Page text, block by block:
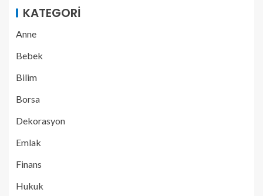
KATEGORI
Anne
Bebek
Bilim
Borsa
Dekorasyon
Emlak
Finans
Hukuk